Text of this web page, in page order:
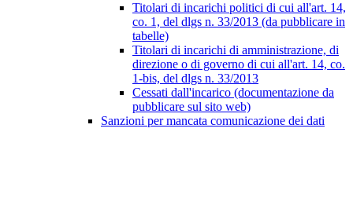
Titolari di incarichi politici di cui all'art. 14,
co. 1, del dlgs n. 33/2013 (da pubblicare in
tabelle)
Titolari di incarichi di amministrazione, di
direzione o di governo di cui all'art. 14, co.
1-bis, del dlgs n. 33/2013
Cessati dall'incarico (documentazione da
pubblicare sul sito web)
Sanzioni per mancata comunicazione dei dati